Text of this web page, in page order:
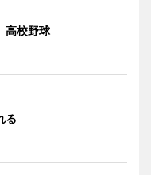
高校野球
る